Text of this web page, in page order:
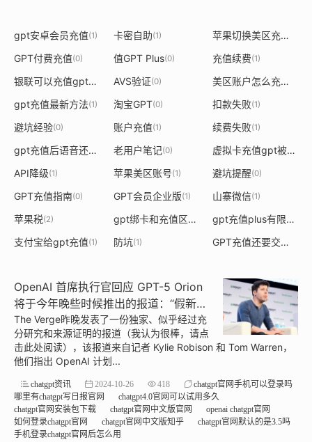
gpt安卓会员充值(1) 卡密自助(1) 苹果切换美区充值gpt
GPT付费充值(0) 值GPT Plus(0) 充值续费(1)
银联可以充值gpt吗 AVS验证(0) 美区账户怎么充值gpt
gpt充值最新方法(1) 淘宝GPT(0) 扣款失败(1)
避坑经验(0) 账户充值(1) 续费失败(1)
gpt充值后语音还是没有 (1)
老用户笔记(0) 虚拟卡充值gpt被拒绝
API降级(1) 苹果美区账号(1) 避坑提醒(0)
GPT充值指南(0) GPT会员企业版(1) 山寨微信(1)
苹果税(2) gpt绑卡和充值区别 gpt充值plus有限制吗
支付宝给gpt充值(1) 防坑(1) GPT充值还要交税的吗
OpenAI 首席执行官回应 GPT-5 Orion
将于今年晚些时候推出的报道：“假新闻
失控”
The Verge昨晚发表了一份独家、似乎经过充
分研究和来源证明的报道（我认为很棒，请点
击此处阅读），该报道来自记者 Kylie Robison 和 Tom Warren，
他们指出 OpenAI 计划...
chatgpt资讯 2024-10-26 418
chatgpt官网手机可以登录吗
哪里有chatgpt写日报官网
chatgpt4.0官网可以试用多久
chatgpt官网安装包下载
chatgpt官网中文版官网
openai chatgpt官网
如何登录chatgpt官网
chatgpt官网中文版知乎
chatgpt官网默认的是3.5吗
手机登录chatgpt官网后怎么用